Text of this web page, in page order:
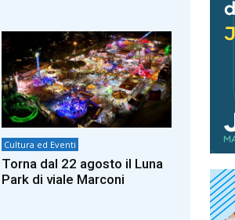
Cultura ed Eventi
Torna dal 22 agosto il Luna
Park di viale Marconi